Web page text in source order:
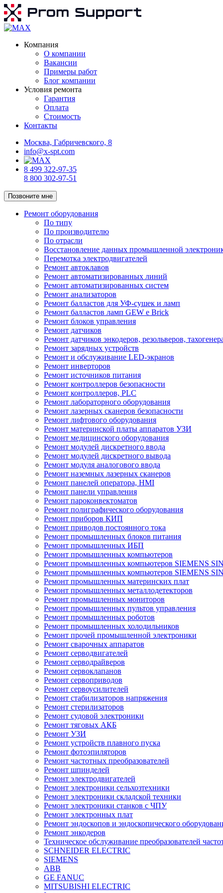
Компания
О компании
Вакансии
Примеры работ
Блог компании
Условия ремонта
Гарантия
Оплата
Стоимость
Контакты
Москва, Габричевского, 8
info@x-spt.com
8 499 322-97-35
8 800 302-97-51
Позвоните мне
Ремонт оборудования
По типу
По производителю
По отрасли
Восстановление данных промышленной
Перемотка электродвигателей
Ремонт автоклавов
Ремонт автоматизированных линий
Ремонт автоматизированных систем
Ремонт анализаторов
Ремонт балластов для УФ-сушек и ламп
Ремонт балластов ламп GEW e Brick
Ремонт блоков управления
Ремонт датчиков
Ремонт датчиков энкодеров, резольверов,
Ремонт зарядных устройств
Ремонт и обслуживание LED-экранов
Ремонт инверторов
Ремонт источников питания
Ремонт контроллеров безопасности
Ремонт контроллеров, PLC
Ремонт лабораторного оборудования
Ремонт лазерных сканеров безопасности
Ремонт лифтового оборудования
Ремонт материнской платы аппаратов УЗИ
Ремонт медицинского оборудования
Ремонт модулей дискретного ввода
Ремонт модулей дискретного вывода
Ремонт модуля аналогового ввода
Ремонт наземных лазерных сканеров
Ремонт панелей оператора, HMI
Ремонт панели управления
Ремонт пароконвектоматов
Ремонт полиграфического оборудования
Ремонт приборов КИП
Ремонт приводов постоянного тока
Ремонт промышленных блоков питания
Ремонт промышленных ИБП
Ремонт промышленных компьютеров
Ремонт промышленных компьютеров SIEMENS
Ремонт промышленных компьютеров SIEMENS
Ремонт промышленных материнских плат
Ремонт промышленных металлодетекторов
Ремонт промышленных мониторов
Ремонт промышленных пультов управления
Ремонт промышленных роботов
Ремонт промышленных холодильников
Ремонт прочей промышленной электроники
Ремонт сварочных аппаратов
Ремонт серводвигателей
Ремонт серводрайверов
Ремонт сервоклапанов
Ремонт сервоприводов
Ремонт сервоусилителей
Ремонт стабилизаторов напряжения
Ремонт стерилизаторов
Ремонт судовой электроники
Ремонт тяговых АКБ
Ремонт УЗИ
Ремонт устройств плавного пуска
Ремонт фотоэпиляторов
Ремонт частотных преобразователей
Ремонт шпинделей
Ремонт электродвигателей
Ремонт электроники сельхозтехники
Ремонт электроники складской техники
Ремонт электроники станков с ЧПУ
Ремонт электронных плат
Ремонт эндоскопов и эндоскопического
Ремонт энкодеров
Техническое обслуживание преобразователей
SCHNEIDER ELECTRIC
SIEMENS
ABB
GE FANUC
MITSUBISHI ELECTRIC